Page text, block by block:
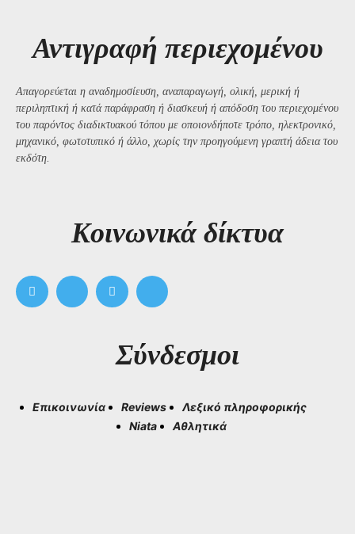
Αντιγραφή περιεχομένου
Απαγορεύεται η αναδημοσίευση, αναπαραγωγή, ολική, μερική ή
περιληπτική ή κατά παράφραση ή διασκευή ή απόδοση του περιεχομένου
του παρόντος διαδικτυακού τόπου με οποιονδήποτε τρόπο, ηλεκτρονικό,
μηχανικό, φωτοτυπικό ή άλλο, χωρίς την προηγούμενη γραπτή άδεια του
εκδότη.
Kοινωνικά δίκτυα
Σύνδεσμοι
Επικοινωνία Reviews
Λεξικό πληροφορικής
Niata
Αθλητικά